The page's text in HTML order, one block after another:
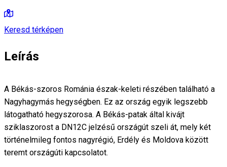
Keresd térképen
Leírás
A Békás-szoros Románia észak-keleti részében található a
Nagyhagymás hegységben. Ez az ország egyik legszebb
látogatható hegyszorosa. A Békás-patak által kivájt
sziklaszorost a DN12C jelzésű országút szeli át, mely két
történelmileg fontos nagyrégió, Erdély és Moldova között
teremt országúti kapcsolatot.